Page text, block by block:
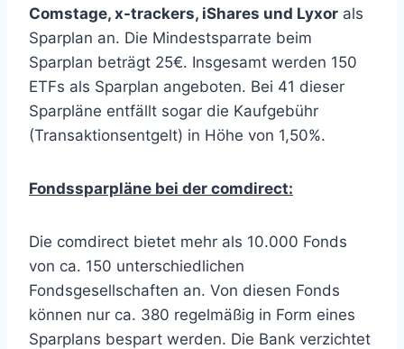
Comstage, x-trackers, iShares und Lyxor als
Sparplan an. Die Mindestsparrate beim
Sparplan beträgt 25€. Insgesamt werden 150
ETFs als Sparplan angeboten. Bei 41 dieser
Sparpläne entfällt sogar die Kaufgebühr
(Transaktionsentgelt) in Höhe von 1,50%.
Fondssparpläne bei der comdirect:
Die comdirect bietet mehr als 10.000 Fonds
von ca. 150 unterschiedlichen
Fondsgesellschaften an. Von diesen Fonds
können nur ca. 380 regelmäßig in Form eines
Sparplans bespart werden. Die Bank verzichtet